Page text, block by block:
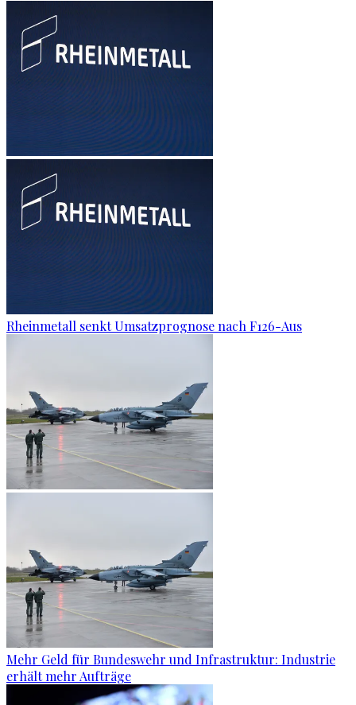
Rheinmetall senkt Umsatzprognose nach F126-Aus
Mehr Geld für Bundeswehr und Infrastruktur: Industrie
erhält mehr Aufträge